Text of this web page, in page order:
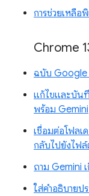
การช่วยเหลือ
Chrome
ฉบับ Google
แก้ไขและบัน
พร้อม Gemini
เชื่อมต่อโฟล
กลับไปยังไฟ
ถาม Gemini
ใส่คำอธิบายป